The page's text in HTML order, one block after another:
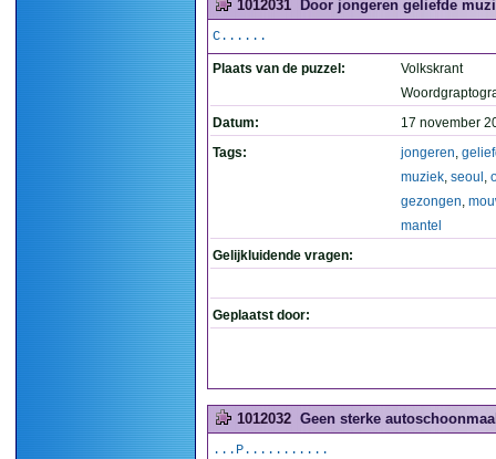
1012031 Door jongeren geliefde
C......
Plaats van de puzzel:
Volkskrant
Datum:
17 november
Tags:
jongeren,
muziek, seoul ,
gezongen,
mantel
Gelijkluidende vragen:
Geplaatst door:
1012032 Geen sterke
...P...........